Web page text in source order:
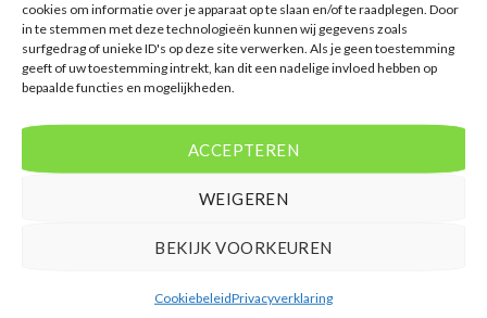
cookies om informatie over je apparaat op te slaan en/of te raadplegen. Door
in te stemmen met deze technologieën kunnen wij gegevens zoals
surfgedrag of unieke ID's op deze site verwerken. Als je geen toestemming
geeft of uw toestemming intrekt, kan dit een nadelige invloed hebben op
bepaalde functies en mogelijkheden.
ACCEPTEREN
WEIGEREN
BEKIJK VOORKEUREN
CookiebeleidPrivacyverklaring
De aangeboden pakketreizen op de website zijn
handig voor reizigers die graag alles in één keer
regelen. Het aanbod varieert van budget, luxe tot
gezinsvriendelijke vakanties. De pakketten
Daarnaast ben ik verrast door de rijke inhoud en
heeft.